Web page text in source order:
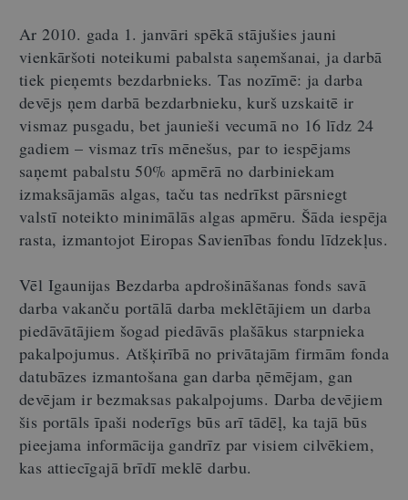
Ar 2010. gada 1. janvāri spēkā stājušies jauni
vienkāršoti noteikumi pabalsta saņemšanai, ja darbā
tiek pieņemts bezdarbnieks. Tas nozīmē: ja darba
devējs ņem darbā bezdarbnieku, kurš uzskaitē ir
vismaz pusgadu, bet jaunieši vecumā no 16 līdz 24
gadiem – vismaz trīs mēnešus, par to iespējams
saņemt pabalstu 50% apmērā no darbiniekam
izmaksājamās algas, taču tas nedrīkst pārsniegt
valstī noteikto minimālās algas apmēru. Šāda iespēja
rasta, izmantojot Eiropas Savienības fondu līdzekļus.
Vēl Igaunijas Bezdarba apdrošināšanas fonds savā
darba vakanču portālā darba meklētājiem un darba
piedāvātājiem šogad piedāvās plašākus starpnieka
pakalpojumus. Atšķirībā no privātajām firmām fonda
datubāzes izmantošana gan darba ņēmējam, gan
devējam ir bezmaksas pakalpojums. Darba devējiem
šis portāls īpaši noderīgs būs arī tādēļ, ka tajā būs
pieejama informācija gandrīz par visiem cilvēkiem,
kas attiecīgajā brīdī meklē darbu.